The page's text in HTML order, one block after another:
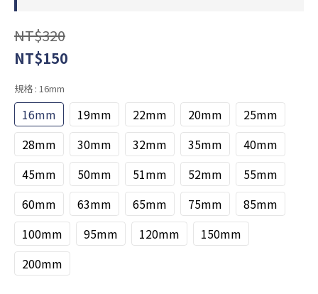
NT$320
NT$150
規格 : 16mm
16mm 19mm 22mm 20mm
25mm
28mm
30mm 32mm 35mm
40mm
45mm
50mm 51mm 52mm
55mm
60mm
63mm 65mm 75mm
85mm
100mm
95mm 120mm
150mm
200mm